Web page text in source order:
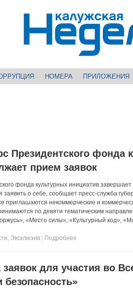
НОМЕРА ПРИЛОЖЕНИЯ
Президентского фонда
прием заявок
фонда культурных инициатив завершает
о себе, сообщает пресс-служба
приглашаются некоммерческие и
по девяти тематическим
«Место силы», «Культурный код»,
, Эксклюзив Подробнее
для участия во
безопасность»